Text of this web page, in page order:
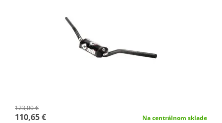
123,00 €
110,65 € Na centrálnom sklade